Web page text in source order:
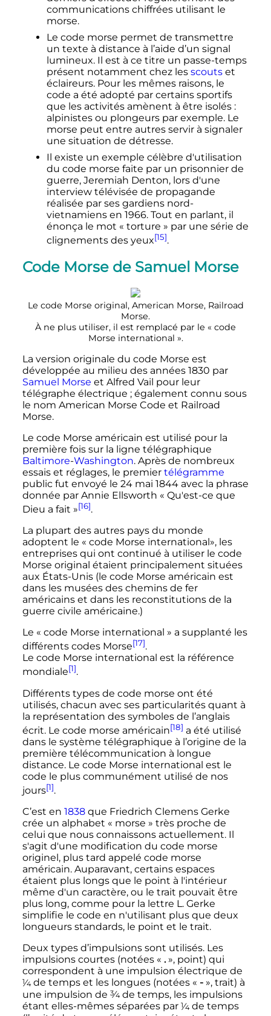
communications chiffrées utilisant le
morse.
Le code morse permet de transmettre
un texte à distance à l’aide d’un signal
lumineux. Il est à ce titre un passe-temps
présent notamment chez les scoutset
éclaireurs. Pour les mêmes raisons, le
code a été adopté par certains sportifs
que les activités amènent à être isolés :
alpinistes ou plongeurs par exemple. Le
morse peut entre autres servir à signaler
une situation de détresse.
Il existe un exemple célèbre d'utilisation
du code morse faite par un prisonnier de
guerre, Jeremiah Denton, lors d'une
interview télévisée de propagande
réalisée par ses gardiens nord-
vietnamiens en 1966. Tout en parlant, il
énonça le mot « torture » par une série de
clignements des yeux[15].
Code Morse de Samuel Morse
Le code Morse original, American Morse, Railroad
Morse.
À ne plus utiliser, il est remplacé par le « code
Morse international ».
La version originale du code Morse est
développée au milieu des années 1830 par
Samuel Morse et Alfred Vail pour leur
télégraphe électrique ; également connu sous
le nom American Morse Code et Railroad
Morse.
Le code Morse américain est utilisé pour la
première fois sur la ligne télégraphique
Baltimore-Washington. Après de nombreux
essais et réglages, le premier télégramme
public fut envoyé le 24 mai 1844 avec la phrase
donnée par Annie Ellsworth « Qu'est-ce que
Dieu a fait »[16].
La plupart des autres pays du monde
adoptent le « code Morse international», les
entreprises qui ont continué à utiliser le code
Morse original étaient principalement situées
aux États-Unis (le code Morse américain est
dans les musées des chemins de fer
américains et dans les reconstitutions de la
guerre civile américaine.)
Le « code Morse international » a supplanté les
différents codes Morse[17].
Le code Morse international est la référence
mondiale[1].
Différents types de code morse ont été
utilisés, chacun avec ses particularités quant à
la représentation des symboles de l’anglais
écrit. Le code morse américain[18] a été utilisé
dans le système télégraphique à l’origine de la
première télécommunication à longue
distance. Le code Morse international est le
code le plus communément utilisé de nos
jours[1].
C’est en 1838que Friedrich Clemens Gerke
crée un alphabet « morse » très proche de
celui que nous connaissons actuellement. Il
s'agit d'une modification du code morse
originel, plus tard appelé code morse
américain. Auparavant, certains espaces
étaient plus longs que le point à l'intérieur
même d'un caractère, ou le trait pouvait être
plus long, comme pour la lettre L. Gerke
simplifie le code en n'utilisant plus que deux
longueurs standards, le point et le trait.
Deux types d’impulsions sont utilisés. Les
impulsions courtes (notées « . », point) qui
correspondent à une impulsion électrique de
1⁄4de temps et les longues (notées « - », trait) à
une impulsion de 3⁄4de temps, les impulsions
étant elles-mêmes séparées par 1⁄4de temps